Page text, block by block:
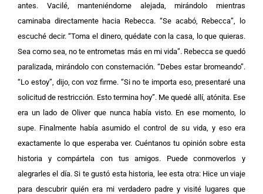
antes. Vacilé, manteniéndome alejada, mirándolo mientras
caminaba directamente hacia Rebecca. “Se acabó, Rebecca”, lo
escuché decir. “Toma el dinero, quédate con la casa, lo que quieras.
Sea como sea, no te entrometas más en mi vida”. Rebecca se quedó
paralizada, mirándolo con consternación. “Debes estar bromeando”.
“Lo estoy”, dijo, con voz firme. “Si no te importa eso, presentaré una
solicitud de restricción. Esto termina hoy”. Me quedé allí, atónita. Ese
era un lado de Oliver que nunca había visto. En ese momento, lo
supe. Finalmente había asumido el control de su vida, y eso era
exactamente lo que esperaba ver. Cuéntanos tu opinión sobre esta
historia y compártela con tus amigos. Puede conmoverlos y
alegrarles el día.Si te gustó esta historia, lee esta otra: Hice un viaje
para descubrir quién era mi verdadero padre y visité lugares que